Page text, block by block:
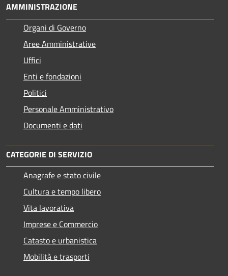
AMMINISTRAZIONE
Organi di Governo
Aree Amministrative
Uffici
Enti e fondazioni
Politici
Personale Amministrativo
Documenti e dati
CATEGORIE DI SERVIZIO
Anagrafe e stato civile
Cultura e tempo libero
Vita lavorativa
Imprese e Commercio
Catasto e urbanistica
Mobilità e trasporti